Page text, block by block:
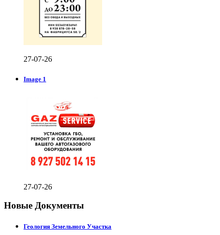
27-07-26
Image 1
27-07-26
Новые Документы
Геология Земельного Участка